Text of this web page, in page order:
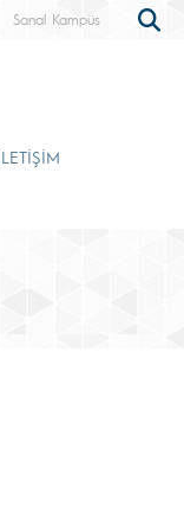
Sanal Kampüs